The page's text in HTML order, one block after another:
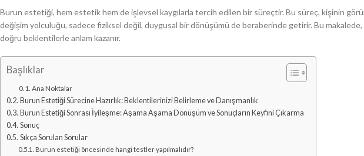
Burun estetiği, hem estetik hem de işlevsel kaygılarla tercih edilen bir süreçtir. Bu süreç, kişinin
değişim yolculuğu, sadece fiziksel değil, duygusal bir dönüşümü de beraberinde getirir. Bu
doğru beklentilerle anlam kazanır.
Başlıklar
Ana Noktalar
Burun Estetiği Sürecine Hazırlık: Beklentilerinizi Belirleme ve Danışmanlık
Burun Estetiği Sonrası İyileşme: Aşama Aşama Dönüşüm ve Sonuçların Keyfini Çıkarma
Sonuç
Sıkça Sorulan Sorular
Burun estetiği öncesinde hangi testler yapılmalıdır?